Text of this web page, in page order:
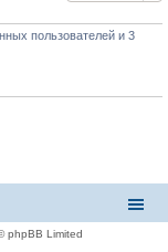
пользователей и 3
phpBB Limited